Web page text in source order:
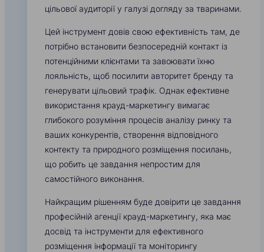
цільової аудиторії у галузі догляду за тваринами.
Цей інструмент довів свою ефективність там, де
потрібно встановити безпосередній контакт із
потенційними клієнтами та завоювати їхню
лояльність, щоб посилити авторитет бренду та
генерувати цільовий трафік. Однак ефективне
використання крауд-маркетингу вимагає
глибокого розуміння процесів аналізу ринку та
ваших конкурентів, створення відповідного
контекту та природного розміщення посилань,
що робить це завдання непростим для
самостійного виконання.
Найкращим рішенням буде довірити це завдання
професійній агенції крауд-маркетингу, яка має
досвід та інструменти для ефективного
розміщення інформації та моніторингу